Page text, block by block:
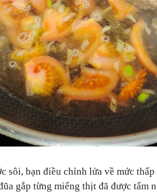
sôi, bạn điều chỉnh lửa về mức
gắp từng miếng thịt đã được tẩm